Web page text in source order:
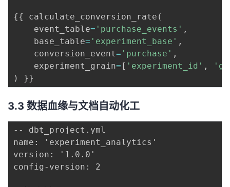
{{ calculate_conversion_rate (
    event_table
= 'purchase_events' ,
    base_table
= 'experiment_base' ,
    conversion_event
= 'purchase' ,
    experiment_grain
= [ 'experiment_id' ,
)
3.3 数据血缘与文档自动化工
-- dbt_project.yml
name: 'experiment_analytics'
version: '1.0.0'
config-version: 2